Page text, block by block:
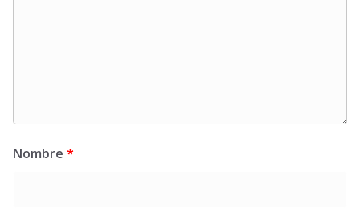
Nombre *